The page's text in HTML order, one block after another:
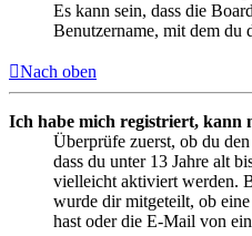
Es kann sein, dass die
Benutzername, mit dem du
Nach oben
Ich habe mich registriert, kann
Überprüfe zuerst, ob du
dass du unter 13 Jahre alt
vielleicht aktiviert werden.
wurde dir mitgeteilt, ob
hast oder die E-Mail von